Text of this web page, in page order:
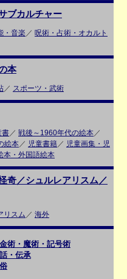
ブカルチャー
・音楽 ／ 呪術・占術・オカルト
本
／ スポーツ・武術
書／ 戦後～1960年代の絵本／
絵本／ 児童書籍／ 児童画集・児
本・外国語絵本
奇／シュルレアリスム／
リスム ／ 海外
術・魔術・記号術
・伝承